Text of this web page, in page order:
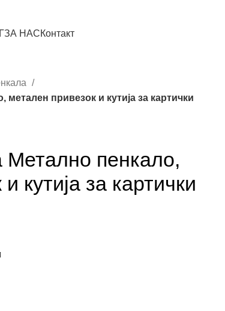
ЗА НАСКонтакт
метален привезок и кутија за картички
Метално пенкало,
кутија за картички